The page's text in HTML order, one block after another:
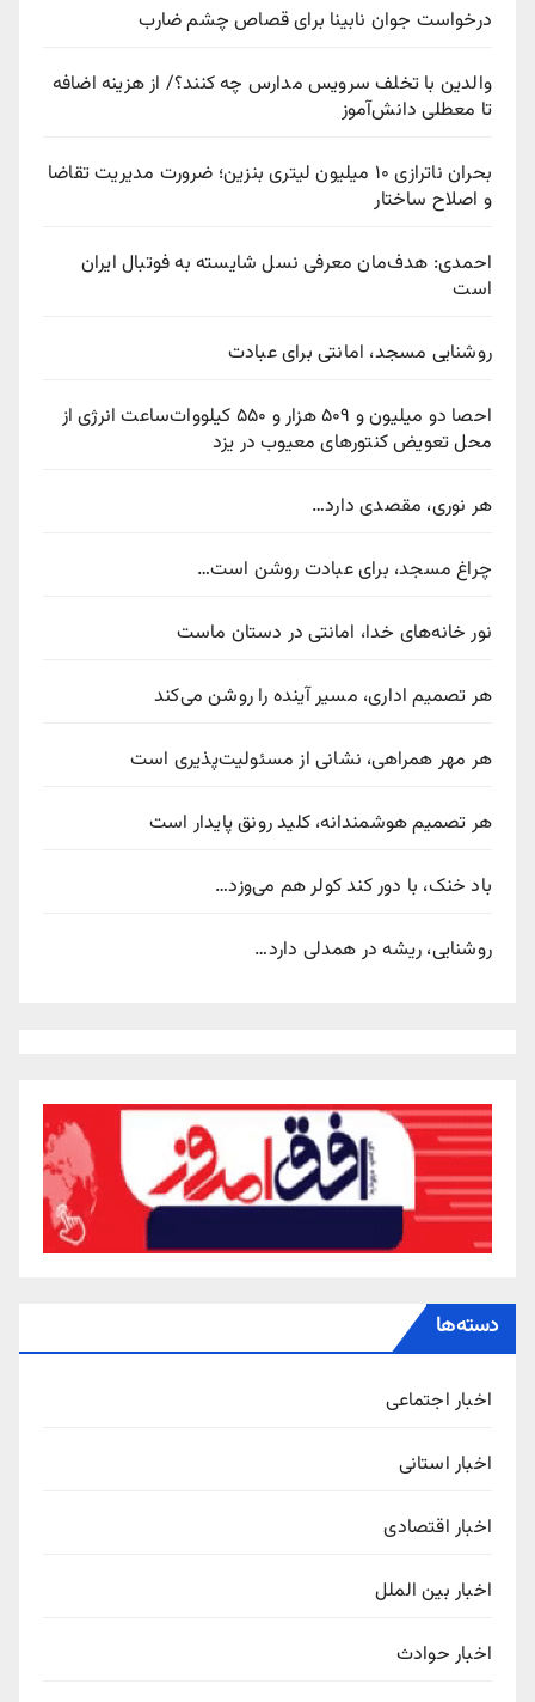
درخواست جوان نابینا برای قصاص چشم ضارب
والدین با تخلف سرویس مدارس چه کنند؟/ از هزینه اضافه
تا معطلی دانش‌آموز
بحران ناترازی ۱۰ میلیون لیتری بنزین؛ ضرورت مدیریت تقاضا
و اصلاح ساختار
احمدی: هدف‌مان معرفی نسل شایسته به فوتبال ایران
است
روشنایی مسجد، امانتی برای عبادت
احصا دو میلیون و ۵۰۹ هزار و ۵۵۰ کیلووات‌ساعت انرژی از
محل تعویض کنتورهای معیوب در یزد
هر نوری، مقصدی دارد…
چراغ مسجد، برای عبادت روشن است…
نور خانه‌های خدا، امانتی در دستان ماست
هر تصمیم اداری، مسیر آینده را روشن می‌کند
هر مهر همراهی، نشانی از مسئولیت‌پذیری است
هر تصمیم هوشمندانه، کلید رونق پایدار است
باد خنک، با دور کند کولر هم می‌وزد…
روشنایی، ریشه در همدلی دارد…
دسته‌ها
اخبار اجتماعی
اخبار استانی
اخبار اقتصادی
اخبار بین الملل
اخبار حوادث